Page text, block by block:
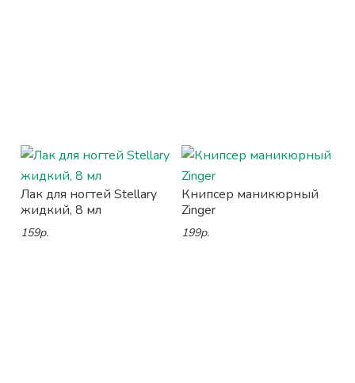
Лак для ногтей Stellary
жидкий, 8 мл
159р.
Книпсер маникюрный
Zinger
199р.